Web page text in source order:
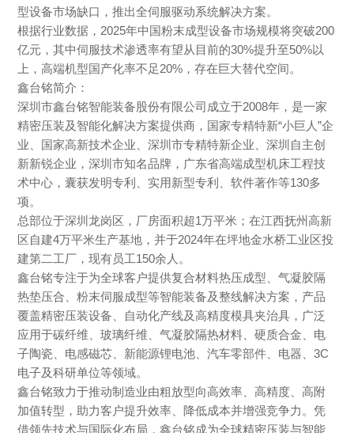
型设备市场缺口，推出全伺服驱动系统解决方案。
根据行业数据，2025年中国粉末成型设备市场规模将突破200
亿元，其中伺服技术渗透率有望从目前的30%提升至50%以
上，高端机型国产化率不足20%，存在巨大替代空间。
鑫台铭简介：
深圳市鑫台铭智能装备股份有限公司成立于2008年，是一家
精密压装及智能化解决方案提供商，国家专精特新“小巨人”企
业、国家高新技术企业、深圳市专精特新企业、深圳自主创
新新锐企业，深圳市知名品牌，广东省高端成型机床工程技
术中心，囊获发明专利、实用新型专利、软件著作等130多
项。
总部位于深圳龙岗区，厂房面积超1万平米；在江西抚州高新
区自建4万平米生产基地，并于2024年在坪地金水桥工业区投
建第二工厂，现有员工150余人。
鑫台铭专注于为全球客户提供复合材料热压成型、气凝胶隔
热垫压合、粉末伺服成型等智能装备及整线解决方案，产品
覆盖精密压装设备、自动化产线及高精度模具夹治具，广泛
应用于碳纤维、玻璃纤维、气凝胶隔热材料、硬质合金、电
子陶瓷、电感磁芯、新能源锂电池、汽车零部件、电器、3C
电子及科研单位等领域。
鑫台铭致力于推动制造业由粗放型向高效率、高精度、高附
加值转型，助力客户提升效率、降低成本并增强竞争力。凭
借领先技术与国际化布局，鑫台铭成为全球精密压装与智能